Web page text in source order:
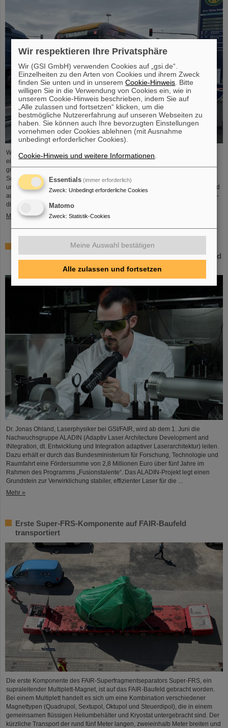
Wer derzeit in Darmstadt oder im Umland unterwegs ist, hat vielleicht schon
einen Blick auf sie geworfen: Seit kurzem sind mehrere Linienbusse mit
großflächiger Werbung für das GSI Helmholtzzentrum für
Schwerionenforschung und die internationale Beschleunigeranlage FAIR
unterwegs. Die auffällig gestalteten Fahrzeuge machen im täglichen Stadtbild
auf die vielfältigen beruflichen Möglichkeiten bei GSI und FAIR aufmerksam –
direkt im öffentlichen Raum, dort, wo viele Menschen unterwegs sind.
Mehr »
Millionenförderung des Bundesforschungsministeriums
für „Fusionstalent“ – Dr. Jonas Ohland von GSI/FAIR wird
Nachwuchsgruppe leiten
Dr. Jonas Ohland, Laserphysiker bei GSI/FAIR, wird ab dem 1. Juni die
Nachwuchsgruppe ALADIN (Adaptiv Laser Architecture Development and
INtegration, dt. Entwicklung und Integration adaptiver Laserarchitektur) leiten.
Dazu erhält er durch das Bundesministerium für Forschung, Technologie und
Raumfahrt eine Fördersumme von 2,8 Millionen Euro über fünf Jahre im
Rahmen des Programms „Fusionstalente“. Das ALADIN-Projekt legt einen
Grundstein zur Verwirklichung stabiler, effizienter Laser für die ...
Mehr »
Erste Super-FRS-Komponente auf FAIR-Baufeld
transportiert
Die erste Komponente des FAIR-Superfragmentseparators Super-FRS, ein
supraleitender Multiplett-Magnet, ist auf das FAIR-Baufeld gebracht worden.
Bei einem Multiplett handelt es sich um eine Kombination verschiedener
Magnettypen (Quadrupol, Sextupol, Oktupol und Steuerdipol), die in einem
gemeinsamen flüssigen Heliumbehälter und Kryostat untergebracht sind. Der
kürzliche Transport der rund fünf Meter langen, zweieinhalb Meter breiten und
Wir respektieren Ihre Privatsphäre
Wir (GSI GmbH) verwenden Cookies auf „gsi.de“.
Einzelheiten zu den Arten von Cookies und ihrem Zweck
finden Sie unten und in unseremCookie-Hinweis . Bitte
willigen Sie in die Verwendung von Cookies ein, wie in
unserem Cookie-Hinweis beschrieben, indem Sie auf
„Alle zulassen und fortsetzen“ klicken, um die
bestmögliche Nutzererfahrung auf unseren Webseiten zu
haben. Sie können auch Ihre bevorzugten Einstellungen
vornehmen oder Cookies ablehnen (mit Ausnahme
unbedingt erforderlicher Cookies).
Cookie-Hinweis und weitere Informationen
Essentials (immer erforderlich)
Zweck: Unbedingt erforderliche Cookies
Matomo
Zweck: Statistik-Cookies
Meine Auswahl bestätigen
Alle zulassen und fortsetzen